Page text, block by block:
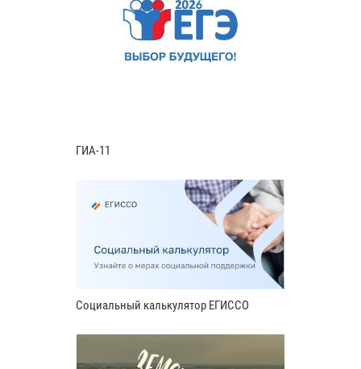
ГИА-11
Социальный калькулятор ЕГИССО